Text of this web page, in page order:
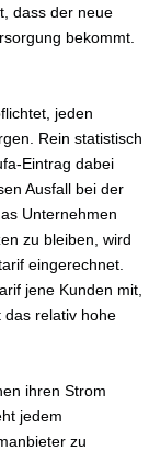
dass der neue
bekommt.
jeden
Rein statistisch
Eintrag dabei
Ausfall bei der
Unternehmen
zu bleiben, wird
eingerechnet.
jene Kunden mit,
das relativ hohe
ihren Strom
jedem
zu